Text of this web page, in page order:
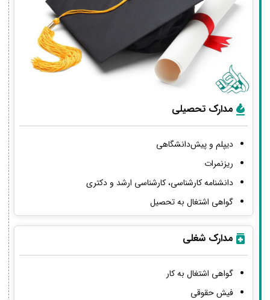
مدارک تحصیلی
دیپلم و پیش‌دانشگاهی
ریزنمرات
دانشنامه کارشناسی، کارشناسی ارشد و دکتری
گواهی اشتغال به تحصیل
مدارک شغلی
گواهی اشتغال به کار
فیش حقوقی